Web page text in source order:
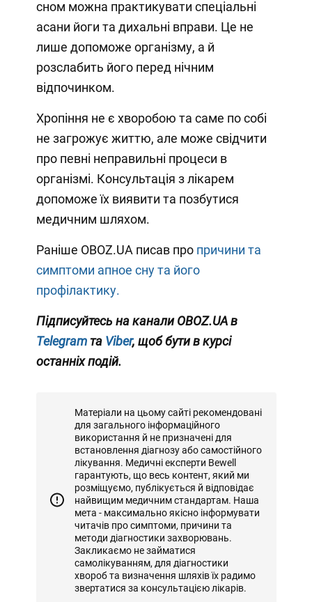
сном можна практикувати спеціальні
асани йоги та дихальні вправи. Це не
лише допоможе організму, а й
розслабить його перед нічним
відпочинком.
Хропіння не є хворобою та саме по собі
не загрожує життю, але може свідчити
про певні неправильні процеси в
організмі. Консультація з лікарем
допоможе їх виявити та позбутися
медичним шляхом.
Раніше OBOZ.UA писав про причини та
симптоми апное сну та його
профілактику.
Підписуйтесь на канали OBOZ.UA в
Telegram та Viber, щоб бути в курсі
останніх подій.
Матеріали на цьому сайті рекомендовані
для загального інформаційного
використання й не призначені для
встановлення діагнозу або самостійного
лікування. Медичні експерти Bewell
гарантують, що весь контент, який ми
розміщуємо, публікується й відповідає
найвищим медичним стандартам. Наша
мета - максимально якісно інформувати
читачів про симптоми, причини та
методи діагностики захворювань.
Закликаємо не займатися
самолікуванням, для діагностики
хвороб та визначення шляхів їх радимо
звертатися за консультацією лікарів.